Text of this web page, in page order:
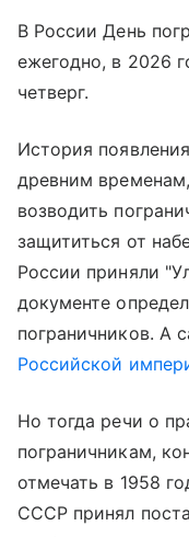
В России День
ежегодно, в 2026
четверг.
История
древним
возводить
защититься от
России приняли
документе
пограничников. А
Российской
Но тогда речи о
пограничникам,
отмечать в 1958
СССР принял